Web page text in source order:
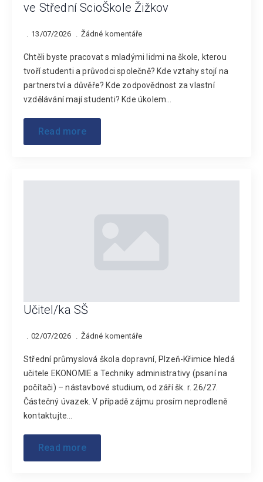
ve Střední ScioŠkole Žižkov
13/07/2026 Žádné komentáře
Chtěli byste pracovat s mladými lidmi na škole, kterou
tvoří studenti a průvodci společně? Kde vztahy stojí na
partnerství a důvěře? Kde zodpovědnost za vlastní
vzdělávání mají studenti? Kde úkolem…
Read more
Učitel/ka SŠ
02/07/2026 Žádné komentáře
Střední průmyslová škola dopravní, Plzeň-Křimice hledá
učitele EKONOMIE a Techniky administrativy (psaní na
počítači) – nástavbové studium, od září šk. r. 26/27.
Částečný úvazek. V případě zájmu prosím neprodleně
kontaktujte…
Read more